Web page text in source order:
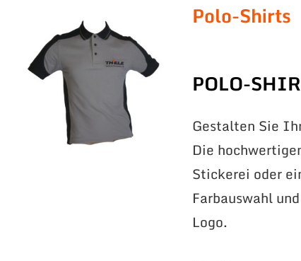
Polo-Shirts
POLO-
Gestalten Sie
Die
Stickerei oder
Farbauswahl
Logo.